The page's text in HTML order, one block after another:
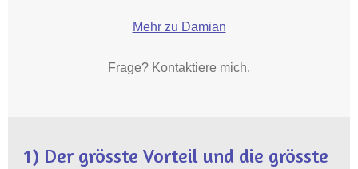
Mehr zu Damian
Frage? Kontaktiere mich.
1) Der grösste Vorteil und die grösste